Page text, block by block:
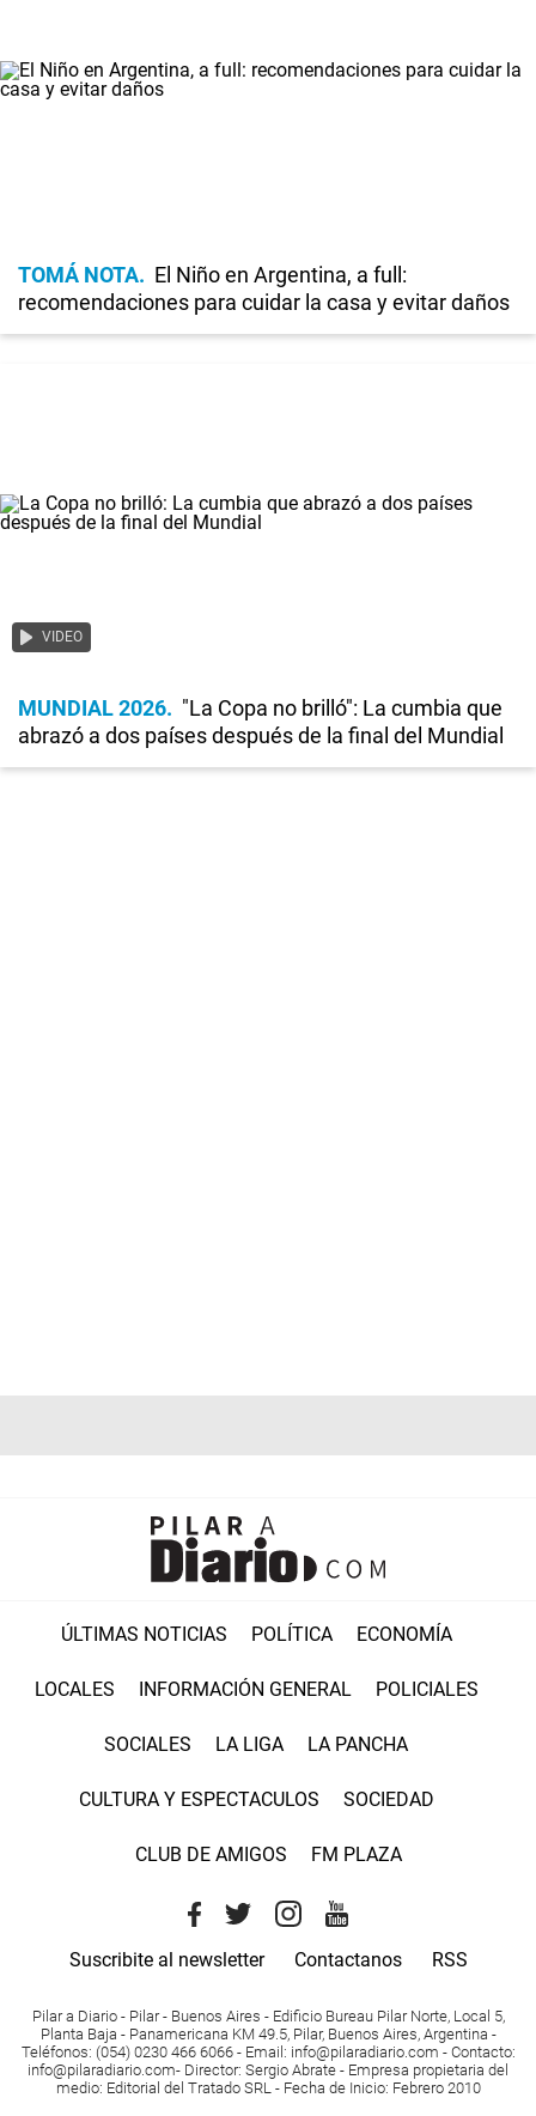
TOMÁ NOTA
El Niño en Argentina, a full:
recomendaciones para cuidar la casa y evitar daños
VIDEO
MUNDIAL 2026
"La Copa no brilló": La cumbia que
abrazó a dos países después de la final del Mundial
ÚLTIMAS NOTICIAS POLÍTICA ECONOMÍA
LOCALES INFORMACIÓN GENERAL POLICIALES
SOCIALES LA LIGA LA PANCHA
CULTURA Y ESPECTACULOS SOCIEDAD
CLUB DE AMIGOS FM PLAZA
Suscribite al newsletter Contactanos RSS
Pilar a Diario - Pilar - Buenos Aires - Edificio Bureau Pilar Norte, Local 5,
Planta Baja - Panamericana KM 49.5, Pilar, Buenos Aires, Argentina -
Teléfonos: (054) 0230 466 6066 - Email : info@pilaradiario.com - Contacto:
info@pilaradiario.com- Director: Sergio Abrate - Empresa propietaria del
medio: Editorial del Tratado SRL - Fecha de Inicio: Febrero 2010